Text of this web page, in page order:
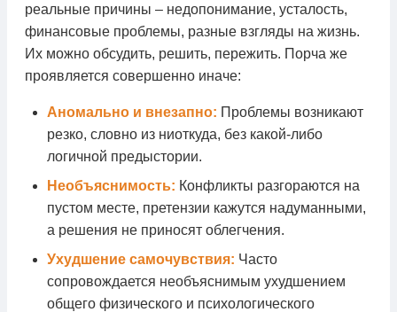
реальные причины – недопонимание, усталость,
финансовые проблемы, разные взгляды на жизнь.
Их можно обсудить, решить, пережить. Порча же
проявляется совершенно иначе:
Аномально и внезапно: Проблемы возникают
резко, словно из ниоткуда, без какой-либо
логичной предыстории.
Необъяснимость: Конфликты разгораются на
пустом месте, претензии кажутся надуманными,
а решения не приносят облегчения.
Ухудшение самочувствия: Часто
сопровождается необъяснимым ухудшением
общего физического и психологического